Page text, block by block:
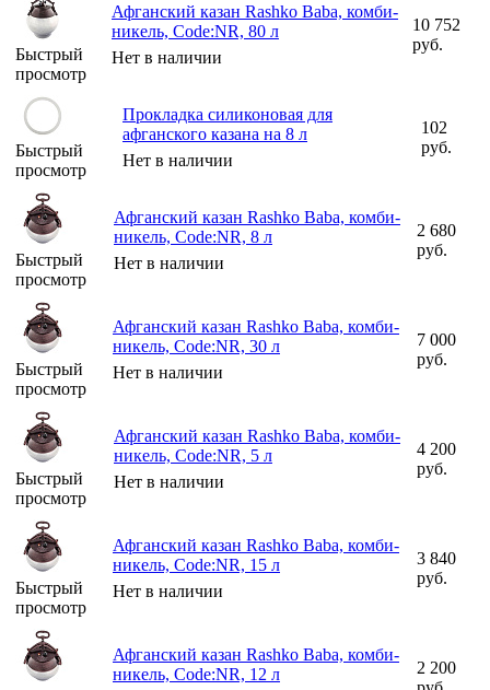
Быстрый
просмотр
Афганский казан Rashko Baba, комби-
никель, Code:NR, 80 л
Нет в наличии
10 752
руб.
Быстрый
просмотр
Прокладка силиконовая для
афганского казана на 8 л
Нет в наличии
102
руб.
Быстрый
просмотр
Афганский казан Rashko Baba, комби-
никель, Code:NR, 8 л
Нет в наличии
2 680
руб.
Быстрый
просмотр
Афганский казан Rashko Baba, комби-
никель, Code:NR, 30 л
Нет в наличии
7 000
руб.
Быстрый
просмотр
Афганский казан Rashko Baba, комби-
никель, Code:NR, 5 л
Нет в наличии
4 200
руб.
Быстрый
просмотр
Афганский казан Rashko Baba, комби-
никель, Code:NR, 15 л
Нет в наличии
3 840
руб.
Афганский казан Rashko Baba, комби-
никель, Code:NR, 12 л
2 200